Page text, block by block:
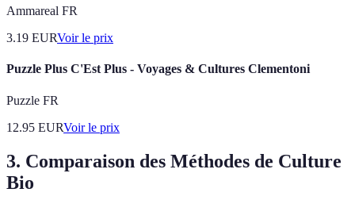
Ammareal FR
3.19 EURVoir le prix
Puzzle Plus C'Est Plus - Voyages & Cultures Clementoni
Puzzle FR
12.95 EURVoir le prix
3. Comparaison des Méthodes de Culture
Bio